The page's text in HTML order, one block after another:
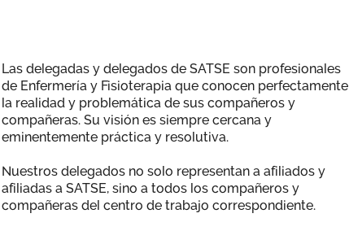
Las delegadas y delegados de SATSE son profesionales
de Enfermería y Fisioterapia que conocen perfectamente
la realidad y problemática de sus compañeros y
compañeras. Su visión es siempre cercana y
eminentemente práctica y resolutiva.
Nuestros delegados no solo representan a afiliados y
afiliadas a SATSE, sino a todos los compañeros y
compañeras del centro de trabajo correspondiente.